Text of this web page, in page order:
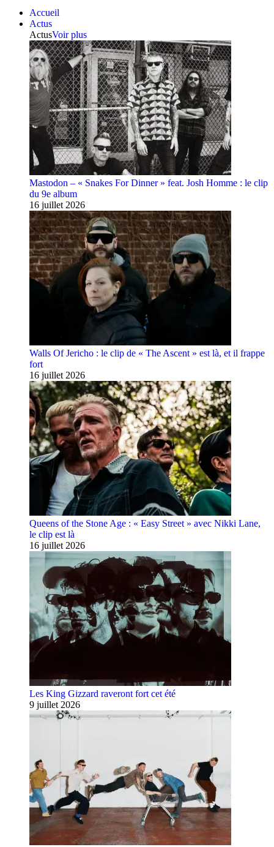
Accueil
Actus
ActusVoir plus
Mastodon – « Snakes For Dinner » feat. Josh Homme : le clip
du 9e album
16 juillet 2026
Walls Of Jericho : le clip de « The Ascent » est là, et il frappe
fort
16 juillet 2026
Queens of the Stone Age : « Easy Street » avec Nikki Lane,
le clip est là
16 juillet 2026
Les King Gizzard raveront fort cet été
9 juillet 2026